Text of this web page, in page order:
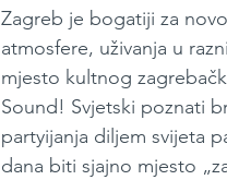
Zagreb je bogatiji za
atmosfere, uživanja u
mjesto kultnog
Sound! Svjetski poznati
partyijanja diljem svijeta
dana biti sjajno mjesto